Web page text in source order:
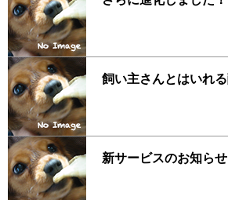
飼い主さんとはいれ
新サービスのお知らせ